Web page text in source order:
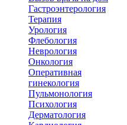
Гастроэнтерология
Терапия
Урология
Флебология
Неврология
Онкология
Оперативная
гинекология
Пульмонология
Психология
Дерматология